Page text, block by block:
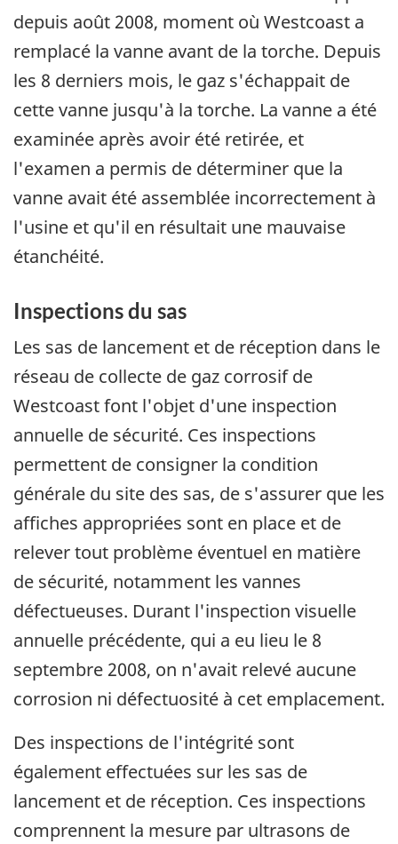
depuis août 2008, moment où Westcoast a
remplacé la vanne avant de la torche. Depuis
les 8 derniers mois, le gaz s'échappait de
cette vanne jusqu'à la torche. La vanne a été
examinée après avoir été retirée, et
l'examen a permis de déterminer que la
vanne avait été assemblée incorrectement à
l'usine et qu'il en résultait une mauvaise
étanchéité.
Inspections du sas
Les sas de lancement et de réception dans le
réseau de collecte de gaz corrosif de
Westcoast font l'objet d'une inspection
annuelle de sécurité. Ces inspections
permettent de consigner la condition
générale du site des sas, de s'assurer que les
affiches appropriées sont en place et de
relever tout problème éventuel en matière
de sécurité, notamment les vannes
défectueuses. Durant l'inspection visuelle
annuelle précédente, qui a eu lieu le 8
septembre 2008, on n'avait relevé aucune
corrosion ni défectuosité à cet emplacement.
Des inspections de l'intégrité sont
également effectuées sur les sas de
lancement et de réception. Ces inspections
comprennent la mesure par ultrasons de